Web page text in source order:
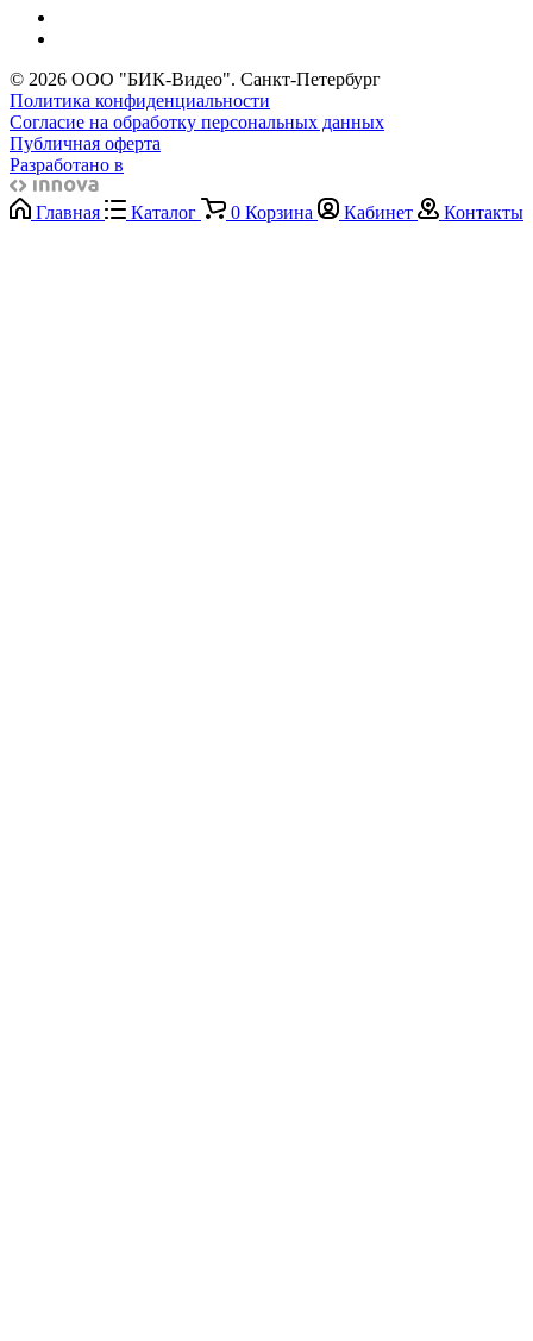
© 2026 ООО "БИК-Видео". Санкт-Петербург
Политика конфиденциальности
Согласие на обработку персональных данных
Публичная оферта
Разработано в
Главная Каталог 0 Корзина Кабинет Контакты